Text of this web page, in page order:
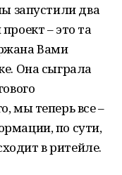
запустили два
– это та
Вами
Она сыграла
мы теперь все –
по сути,
в ритейле.